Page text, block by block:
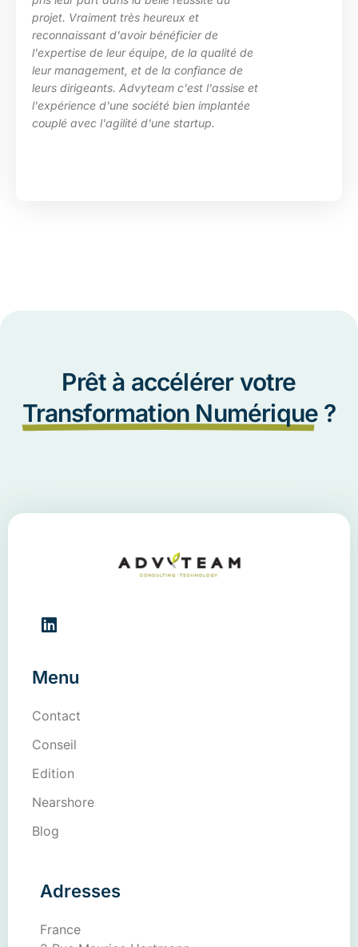
projet. Vraiment très heureux et
reconnaissant d'avoir bénéficier de
l'expertise de leur équipe, de la qualité de
leur management, et de la confiance de
leurs dirigeants. Advyteam c'est l'assise et
l'expérience d'une société bien implantée
couplé avec l'agilité d'une startup.
Prêt à accélérer votre
Transformation Numérique ?
Menu
Contact
Conseil
Edition
Nearshore
Blog
Adresses
France